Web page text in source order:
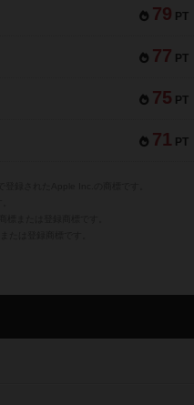
79 PT
77 PT
75 PT
71 PT